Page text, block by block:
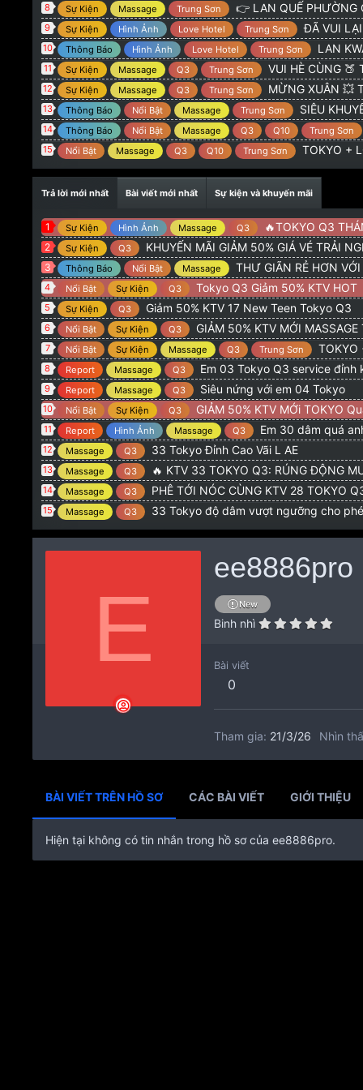
@ orionvt15:alo 8/2/26
@ Trọng Hiếu:Tokio q3 có khuyên mãi giảm gia ve ko ad
8 Sự Kiện Massage Trung Sơn 👉 LAN QUẾ PHƯỜNG
9 Sự Kiện Hình Ảnh Love Hotel Trung Sơn ĐÃ VUI LẠI CÓ
10 Thông Báo Hình Ảnh Love Hotel Trung Sơn LAN KWAI
11 Sự Kiện Massage Q3 Trung Sơn VUI HÈ CÙNG 🍑
12 Sự Kiện Massage Q3 Trung Sơn MỪNG XUÂN 💥 TOKYO
13 Thông Báo Nổi Bật Massage Trung Sơn SIÊU
14 Thông Báo Nổi Bật Massage Q3 Q10
Trung Sơn
15
Nổi Bật Massage Q3 Q10 Trung Sơn TOKYO +
Trả lời mới nhất Bài viết mới nhất Sự kiện và khuyến mãi
1 Sự Kiện Hình Ảnh Massage Q3 🔥TOKYO Q3 THÁNG 5 :
2 Sự Kiện Q3 KHUYẾN MÃI GIẢM 50% GIÁ VÉ TRẢI
3 Thông Báo Nổi Bật Massage THƯ GIÃN RẺ HƠN
4 Nổi Bật Sự Kiện Q3 Tokyo Q3 Giảm 50% KTV HOT
5 Sự Kiện Q3 Giảm 50% KTV 17 New Teen Tokyo Q3
6 Nổi Bật Sự Kiện Q3 GIẢM 50% KTV MỚI
7 Nổi Bật Sự Kiện Massage Q3 Trung Sơn TOKYO + LQP
8 Report Massage Q3 Em 03 Tokyo Q3 service đỉnh
9 Report Massage Q3 Siêu nứng với em 04 Tokyo
10 Nổi Bật Sự Kiện Q3 GIẢM 50% KTV MỚi TOKYO
11 Report Hình Ảnh Massage Q3 Em 30 dâm quá
12 Massage Q3 33 Tokyo Đỉnh Cao Vãi L AE
13 Massage Q3 🔥 KTV 33 TOKYO Q3: RÚNG ĐỘNG
14 Massage Q3 PHÊ TỚI NÓC CÙNG KTV 28 TOKYO Q3: CƠN
15 Massage Q3 33 Tokyo độ dâm vượt ngưỡng cho
E
ee8886pro
New
Binh nhì
Bài viết
0
Tham gia 21/3/26 Nhìn
BÀI VIẾT TRÊN HỒ SƠ CÁC BÀI VIẾT GIỚI THIỆU
Hiện tại không có tin nhắn trong hồ sơ của ee8886pro.